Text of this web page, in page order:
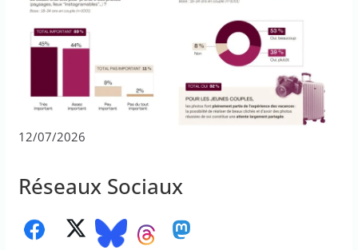
12/07/2026
Réseaux Sociaux